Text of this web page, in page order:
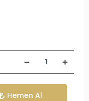
Hemen Al